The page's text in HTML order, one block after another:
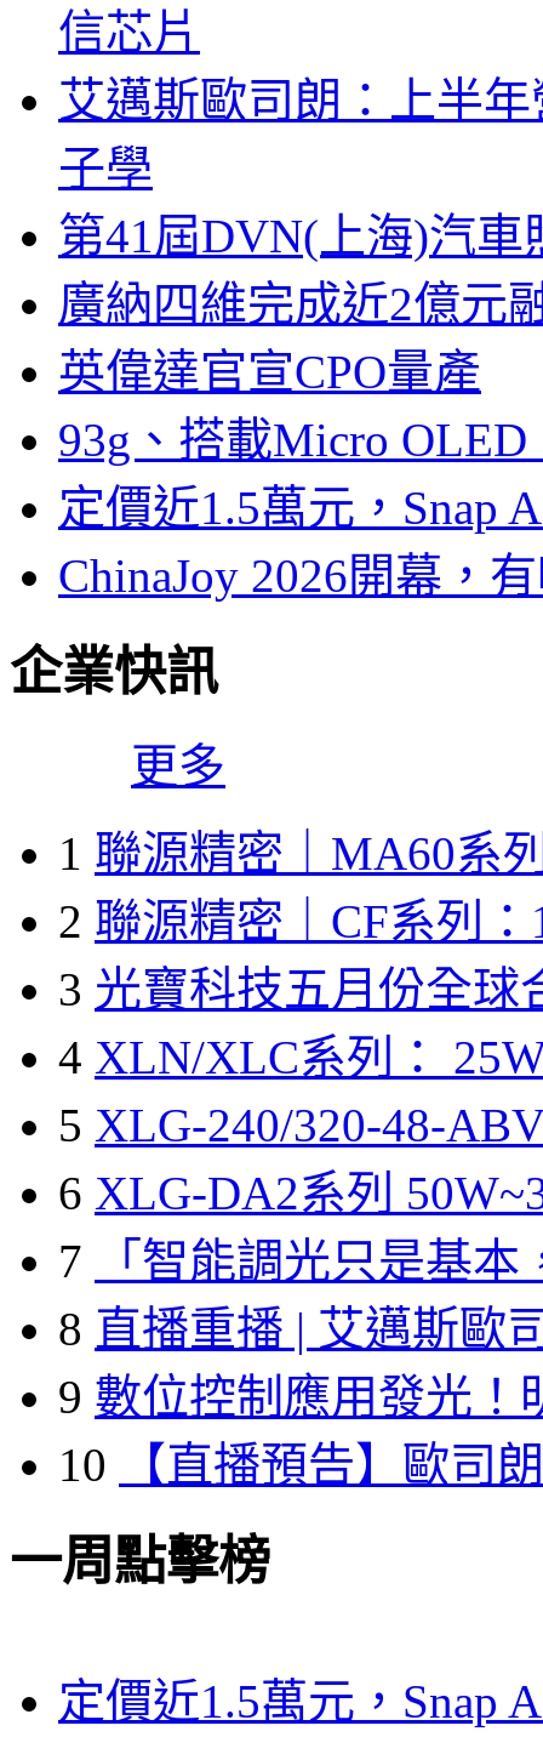
信芯片
艾邁斯歐司朗：上半
子學
第41屆DVN(上海)汽
廣納四維完成近2億元
英偉達官宣CPO量產
93g、搭載Micro
定價近1.5萬元，Snap
ChinaJoy 2026開幕，
企業快訊
更多
1 聯源精密｜MA60系
2 聯源精密｜CF系列：
3 光寶科技五月份全球
4 XLN/XLC系列：
5 XLG-240/320-48-
6 XLG-DA2系列
7
「智能調光只是基本
8 直播重播 | 艾邁斯歐
9 數位控制應用發光！
10
【直播預告】歐司
一周點擊榜
定價近1.5萬元，Snap